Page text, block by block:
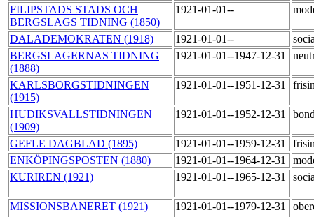
FILIPSTADS STADS OCH
BERGSLAGS TIDNING (1850)
1921-01-01--
DALADEMOKRATEN (1918) 1921-01-01--
BERGSLAGERNAS TIDNING
(1888)
1921-01-01--1947-12-31
KARLSBORGSTIDNINGEN
(1915)
1921-01-01--1951-12-31
HUDIKSVALLSTIDNINGEN
(1909)
1921-01-01--1952-12-31
GEFLE DAGBLAD (1895) 1921-01-01--1959-12-31
ENKÖPINGSPOSTEN (1880)
1921-01-01--1964-12-31
KURIREN (1921)
1921-01-01--1965-12-31
MISSIONSBANERET (1921) 1921-01-01--1979-12-31